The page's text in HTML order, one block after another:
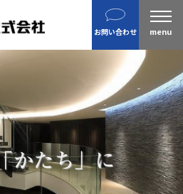
お問い合わせ
かたち」に